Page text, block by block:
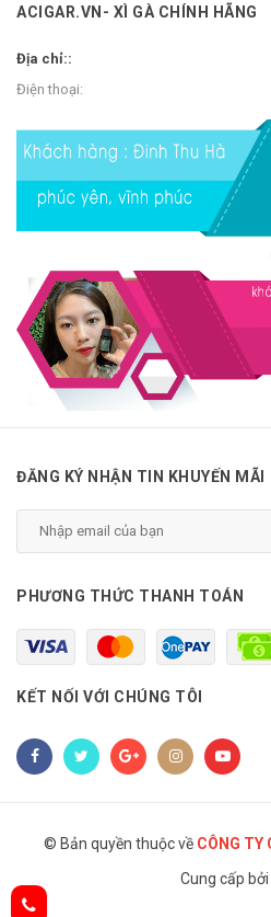
ACIGAR.VN- XÌ GÀ CHÍNH HÃNG
Địa chỉ::
Điện thoại:
ĐĂNG KÝ NHẬN TIN KHUYẾN MÃI
PHƯƠNG THỨC THANH TOÁN
KẾT NỐI VỚI CHÚNG TÔI
© Bản quyền thuộc về CÔNG TY
Cung cấp bởi